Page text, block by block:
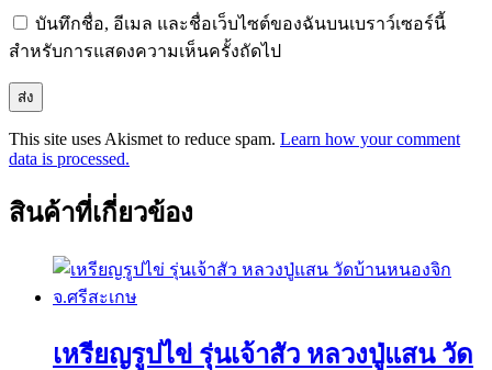
บันทึกชื่อ, อีเมล และชื่อเว็บไซต์ของฉันบนเบราว์เซอร์นี้
สำหรับการแสดงความเห็นครั้งถัดไป
This site uses Akismet to reduce spam. Learn how your comment
data is processed.
สินค้าที่เกี่ยวข้อง
เหรียญรูปไข่ รุ่นเจ้าสัว หลวงปู่แสน วัด